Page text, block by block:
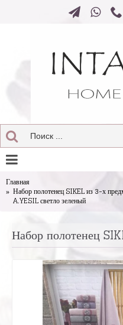
Главная
Набор полотенец SIKEL из 3-х
A.YESIL светло зеленый